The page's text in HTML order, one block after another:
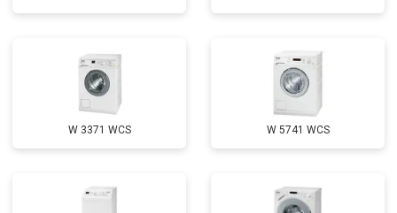
Замена мотора от 3800 ₽ Заказать
температуры
Заказать
Замена ТЭН от 2300 ₽
Замена заливного шланга от 2150 ₽ Заказать
W 3371 WCS W 5741 WCS